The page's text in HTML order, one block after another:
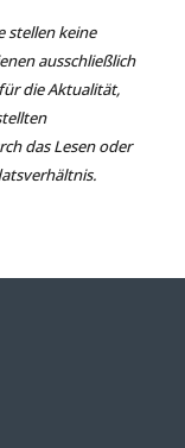
stellen keine
ausschließlich
die Aktualität,
das Lesen oder